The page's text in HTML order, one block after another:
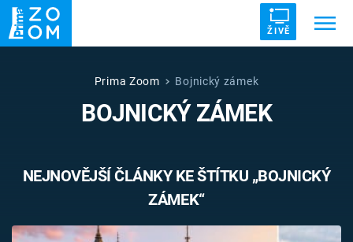
ŽIVĚ
ZRÁDCI UFO DRUHÁ SVĚTOVÁ VÁLKA
VETŘELCI DÁVNOVĚKU
Prima Zoom Bojnický zámek
BOJNICKÝ ZÁMEK
NEJNOVĚJŠÍ ČLÁNKY KE ŠTÍTKU „BOJNICKÝ
ZÁMEK“